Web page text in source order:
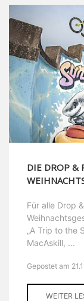
DIE DROP &
Für alle Drop
„A Trip to the
MacAskill, ...
Gepostet am
WEITER